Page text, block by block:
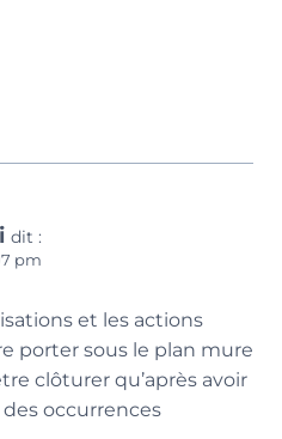
dit :
pm
et les actions
porter sous le plan mure
clôturer qu’après avoir
occurrences